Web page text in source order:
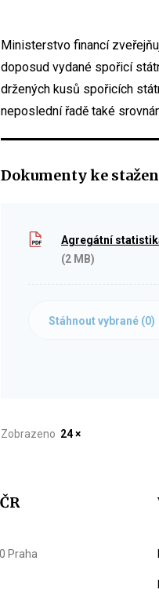
Ministerstvo financí
doposud vydané spořicí
držených kusů spořicích
neposlední řadě také
Dokumenty ke
Agregátní
(2 MB)
Stáhnout vybrané (0)
Zobrazeno 24 ×
Praha